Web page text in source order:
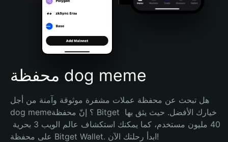
Português (Brasil)
Español (Argentina)
محفظة dog meme
هل تبحث عن محفظة عملات مشفرة موثوقة وآمنة من أجل
dog meme؟ إنّ محفظة Bitget خيارك الأفضل. حيث يثق بها
على محفظة Bitget Wallet. ابدأ رحلتك الآن!